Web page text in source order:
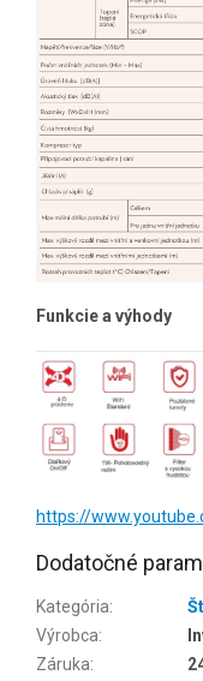
Funkcie a výhody
https://
Dodatočné
Kategória:
Výrobca:
Záruka: